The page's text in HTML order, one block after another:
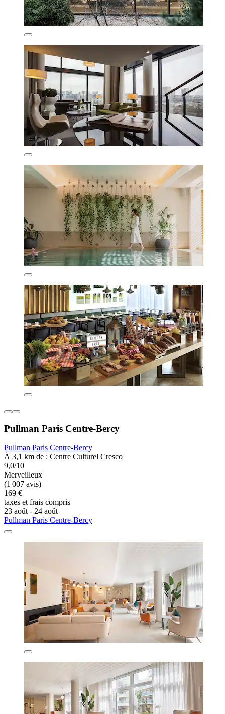
Pullman Paris Centre-Bercy
Pullman Paris Centre-Bercy
À 3,1 km de : Centre Culturel Cresco
9,0/10
Merveilleux
(1 007 avis)
169 €
taxes et frais compris
23 août - 24 août
Pullman Paris Centre-Bercy